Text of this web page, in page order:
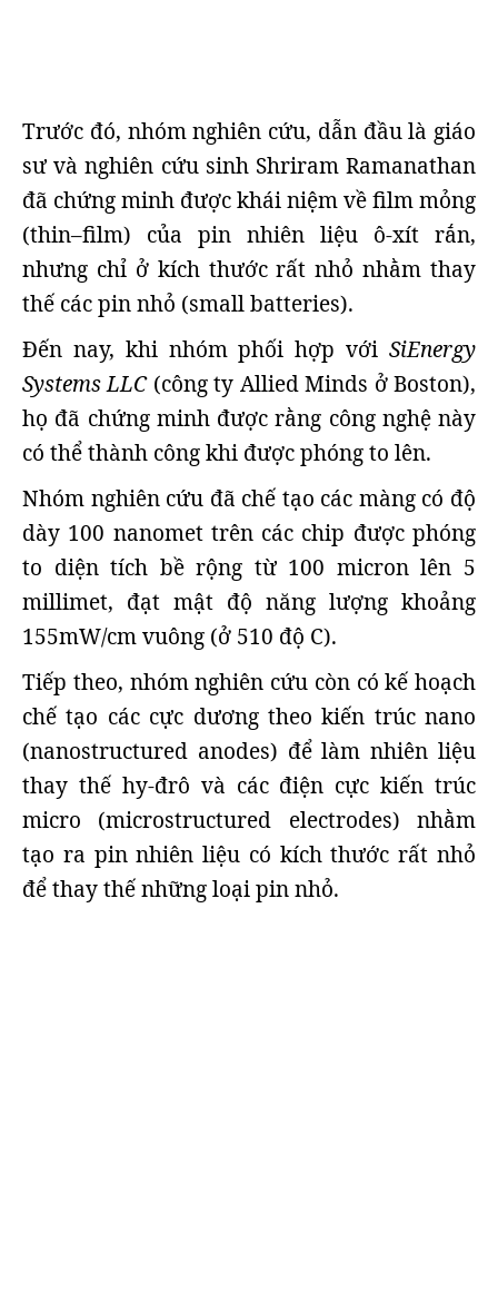
Trước đó, nhóm nghiên cứu, dẫn đầu là giáo
sư và nghiên cứu sinh Shriram Ramanathan
đã chứng minh được khái niệm về film mỏng
(thin–film) của pin nhiên liệu ô-xít rắn,
nhưng chỉ ở kích thước rất nhỏ nhằm thay
thế các pin nhỏ (small batteries).
Đến nay, khi nhóm phối hợp với SiEnergy
Systems LLC (công ty Allied Minds ở Boston),
họ đã chứng minh được rằng công nghệ này
có thể thành công khi được phóng to lên.
Nhóm nghiên cứu đã chế tạo các màng có độ
dày 100 nanomet trên các chip được phóng
to diện tích bề rộng từ 100 micron lên 5
millimet, đạt mật độ năng lượng khoảng
155mW/cm vuông (ở 510 độ C).
Tiếp theo, nhóm nghiên cứu còn có kế hoạch
chế tạo các cực dương theo kiến trúc nano
(nanostructured anodes) để làm nhiên liệu
thay thế hy-đrô và các điện cực kiến trúc
micro (microstructured electrodes) nhằm
tạo ra pin nhiên liệu có kích thước rất nhỏ
để thay thế những loại pin nhỏ.